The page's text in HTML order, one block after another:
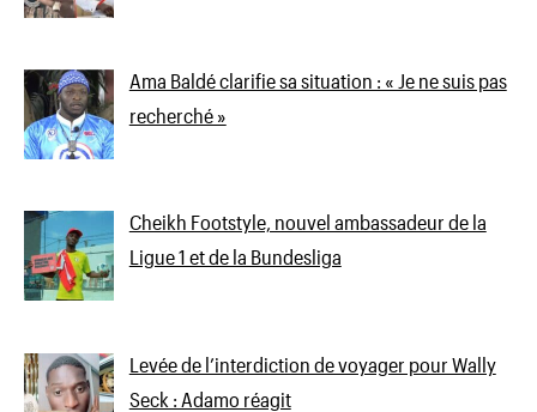
Ama Baldé clarifie sa situation : « Je ne suis pas
recherché »
Cheikh Footstyle, nouvel ambassadeur de la
Ligue 1 et de la Bundesliga
Levée de l’interdiction de voyager pour Wally
Seck : Adamo réagit